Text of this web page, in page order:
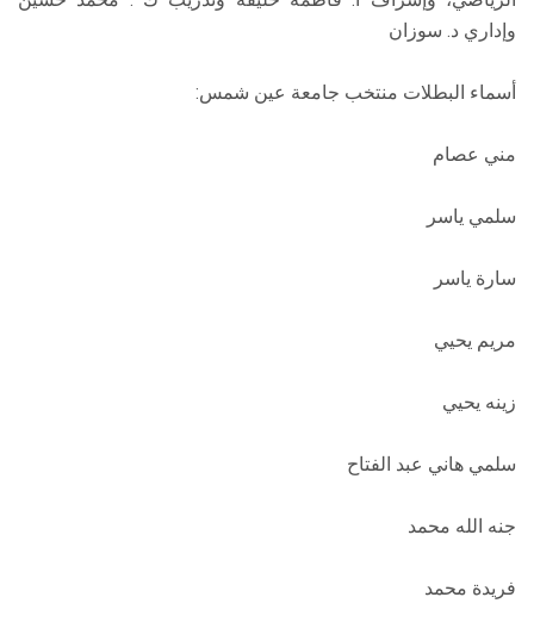
وإداري د. سوزان
أسماء البطلات منتخب جامعة عين شمس:
مني عصام
سلمي ياسر
سارة ياسر
مريم يحيي
زينه يحيي
سلمي هاني عبد الفتاح
جنه الله محمد
فريدة محمد